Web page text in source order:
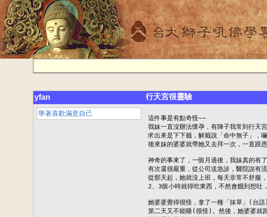
yfan 行天宮很靈驗
學著喜歡滿意自己
這件事是有點奇怪~~
我妹一直沒辦法懷孕，有陣子我常到行天
求出來是下下籤，解籤說「命中無子」，
後來妹的婆婆就帶她又去拜一次，一直跟
神奇的事來了，一個月過後，我妹真的有
有次還很嚴重，從公司送急診，醫院說有
從那天起，她就沒上班，每天非常不舒服
2、3個小時就得吃東西，不然會餓到想吐
她婆婆覺得很怪，拿了一種「抹草」(台
第二天又不能睡(很怪)。然後，她婆婆就